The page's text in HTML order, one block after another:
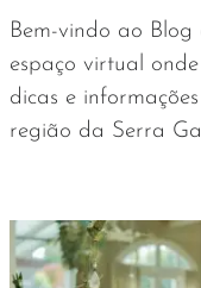
Bem-vindo ao
espaço virtual
dicas e
região da Serra